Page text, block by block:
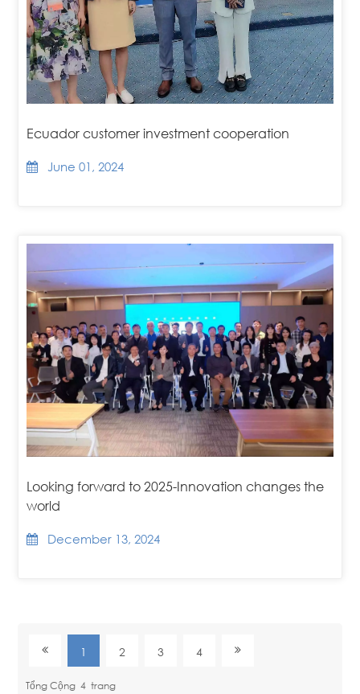
Ecuador customer investment cooperation
June 01, 2024
Looking forward to 2025-Innovation changes the
world
December 13, 2024
1 2 3 4
Tổng Cộng 4 Trang